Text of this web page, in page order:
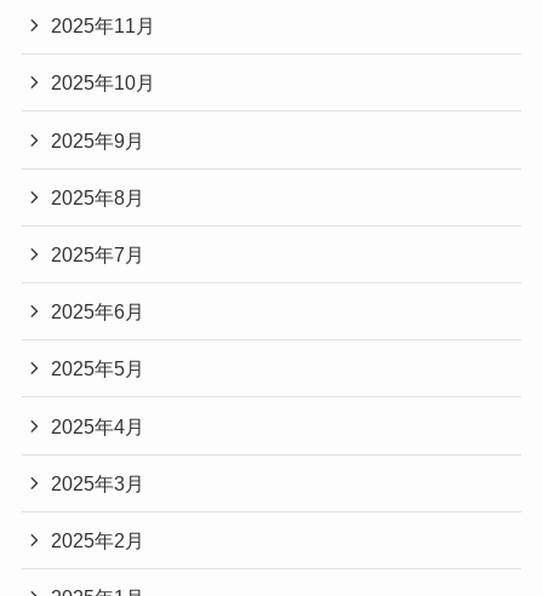
2025年11月
2025年10月
2025年9月
2025年8月
2025年7月
2025年6月
2025年5月
2025年4月
2025年3月
2025年2月